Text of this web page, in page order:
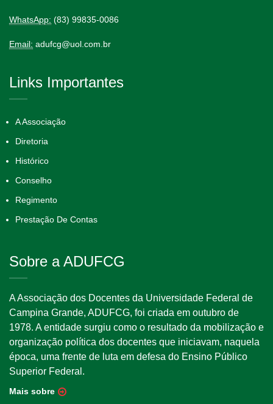
WhatsApp: (83) 99835-0086
Email: adufcg@uol.com.br
Links Importantes
A Associação
Diretoria
Histórico
Conselho
Regimento
Prestação De Contas
Sobre a ADUFCG
A Associação dos Docentes da Universidade Federal de
Campina Grande, ADUFCG, foi criada em outubro de
1978. A entidade surgiu como o resultado da mobilização e
organização política dos docentes que iniciavam, naquela
época, uma frente de luta em defesa do Ensino Público
Superior Federal.
Mais sobre